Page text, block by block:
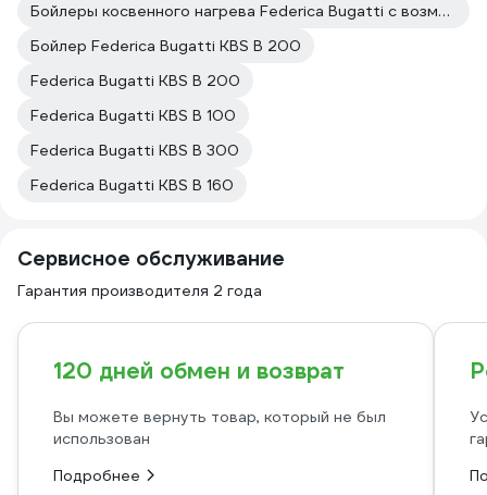
Бойлеры косвенного нагрева Federica Bugatti с возможностью установки ТЭНа
Бойлер Federica Bugatti KBS B 200
Federica Bugatti KBS B 200
Federica Bugatti KBS B 100
Federica Bugatti KBS B 300
Federica Bugatti KBS B 160
Сервисное обслуживание
Гарантия производителя 2 года
120 дней обмен и возврат
Вы можете вернуть товар, который не был
использован
Подробнее